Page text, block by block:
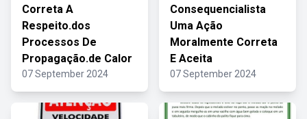
Correta A
Respeito.dos
Processos De
Propagação.de Calor
07 September 2024
Consequencialista
Uma Ação
Moralmente Correta
E Aceita
07 September 2024